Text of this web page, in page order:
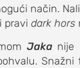
način.
pravi dark hors
Jakanije